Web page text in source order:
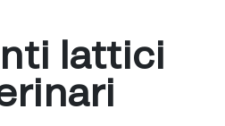
lattici